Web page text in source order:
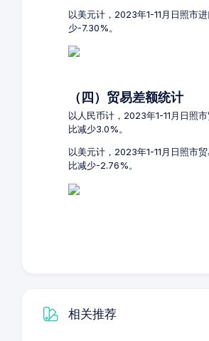
以美元计，2023年1-11月日照市
少-7.30%。
（四）贸易差额统计
以人民币计，2023年1-11月日照
比减少3.0%。
以美元计，2023年1-11月日照市
比减少-2.76%。
相关推荐